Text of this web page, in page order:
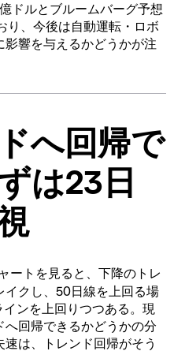
ドルとブルームバーグ予想
り、今後は自動運転・ロボ
響を与えるかどうかが注
へ回帰で
は23日
ートを見ると、下降のトレ
イクし、50日線を上回る場
ンを上回りつつある。現
回帰できるかどうかの分
は、トレンド回帰がそう